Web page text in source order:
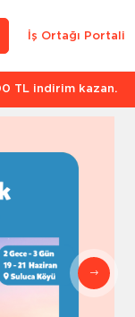
İş Ortağı Portali
TL indirim kazan.